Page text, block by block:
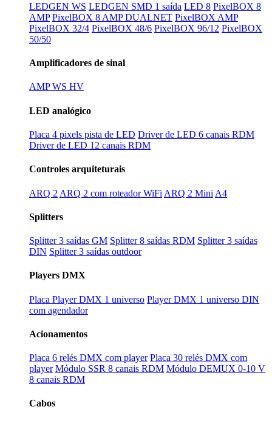
LEDGEN WS LEDGEN SMD 1 saída LED 8 PixelBOX 8
AMP PixelBOX 8 AMP DUALNET PixelBOX AMP
PixelBOX 32/4 PixelBOX 48/6 PixelBOX 96/12 PixelBOX
50/50
Amplificadores de sinal
AMP WS HV
LED analógico
Placa 4 pixels pista de LED Driver de LED 6 canais RDM
Driver de LED 12 canais RDM
Controles arquiteturais
ARQ 2 ARQ 2 com roteador WiFi ARQ 2 Mini A4
Splitters
Splitter 3 saídas GM Splitter 8 saídas RDM Splitter 3 saídas
DIN Splitter 3 saídas outdoor
Players DMX
Placa Player DMX 1 universo Player DMX 1 universo DIN
com agendador
Acionamentos
Placa 6 relés DMX com player Placa 30 relés DMX com
player Módulo SSR 8 canais RDM Módulo DEMUX 0-10 V
8 canais RDM
Cabos